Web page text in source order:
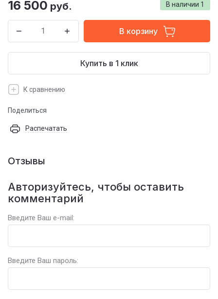
В наличии 1
16 500 руб.
В корзину
Купить в 1 клик
К сравнению
Поделиться
Распечатать
Отзывы
Авторизуйтесь, чтобы оставить
комментарий
Введите Ваш e-mail:
Введите Ваш пароль: